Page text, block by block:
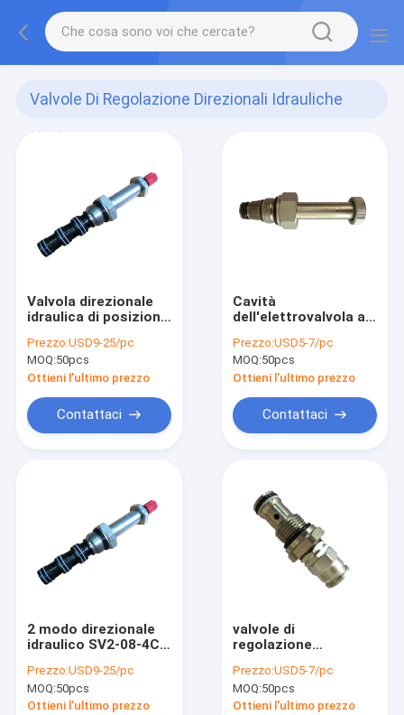
Valvole Di Regolazione Direzionali Idrauliche
Valvola direzionale
idraulica di posizione
2 delle valvole di
regolazione 4
Prezzo:USD9-25/pc
MOQ:50pcs
Ottieni l'ultimo prezzo
Contattaci
Cavità
dell'elettrovalvola a
cartuccia di Mini
Hydraulic Power Pack
VEDT-NC-15-34UNF 8
Prezzo:USD5-7/pc
MOQ:50pcs
Ottieni l'ultimo prezzo
Contattaci
2 modo direzionale
idraulico SV2-08-4CO
posizione
Prezzo:USD9-25/pc
MOQ:50pcs
Ottieni l'ultimo prezzo
valvole di
regolazione
315Bar, valvola di
limitazione della
pressione azionata
Prezzo:USD5-7/pc
MOQ:50pcs
Ottieni l'ultimo prezzo